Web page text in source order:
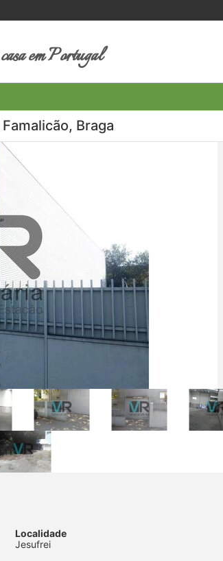
em Portugal
Braga
Localidade
Jesufrei